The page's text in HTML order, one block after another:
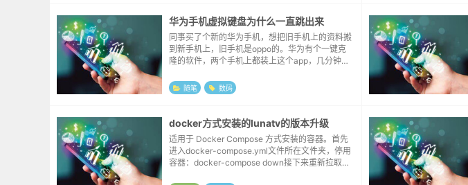
华为手机虚拟键盘为什么一直跳出来
同事买了个新的华为手机，想把旧手机上的资料搬
到新手机上，旧手机是oppo的。华为有个一键克
隆的软件，两个手机上都装上这个app，几分钟就
都在，本来以为就这么完事了，结果突然界面一
转，跳出来一...
随笔 数码
docker方式安装的lunatv的版本升级
适用于 Docker Compose 方式安装的容器。首先
进入docker-compose.yml文件所在文件夹，停用
容器：docker-compose down接下来重新拉取仓